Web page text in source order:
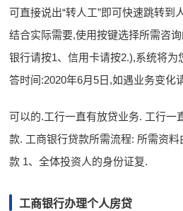
可直接说出“转人工”即可快速跳转到
结合实际需要,使用按键选择所需咨
银行请按1、信用卡请按2.),系统将
答时间:2020年6月5日,如遇业务变化
可以的.工行一直有放贷业务. 工行一
款. 工商银行贷款所需流程: 所需资
款 1、全体投资人的身份证复.
工商银行办理个人房贷